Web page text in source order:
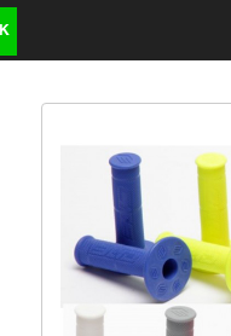
KIT DECO KAWASAKI
Bud Monster 2018